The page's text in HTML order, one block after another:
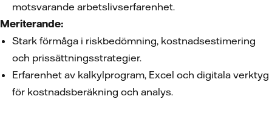
motsvarande arbetslivserfarenhet.
Meriterande:
Stark förmåga i riskbedömning, kostnadsestimering
och prissättningsstrategier.
Erfarenhet av kalkylprogram, Excel och digitala verktyg
för kostnadsberäkning och analys.